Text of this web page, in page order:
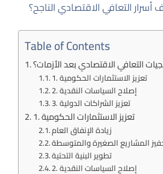
التعافي الاقتصادي الناجح؟
Table of Contents
التعافي الاقتصادي بعد الأزمات؟
1. تعزيز الاستثمارات الحكومية
2. إصلاح السياسات النقدية
3. تعزيز الشراكات الدولية
1. تعزيز الاستثمارات الحكومية
زيادة الإنفاق العام
المشاريع الصغيرة والمتوسطة
تطوير البنية التحتية
2. إصلاح السياسات النقدية